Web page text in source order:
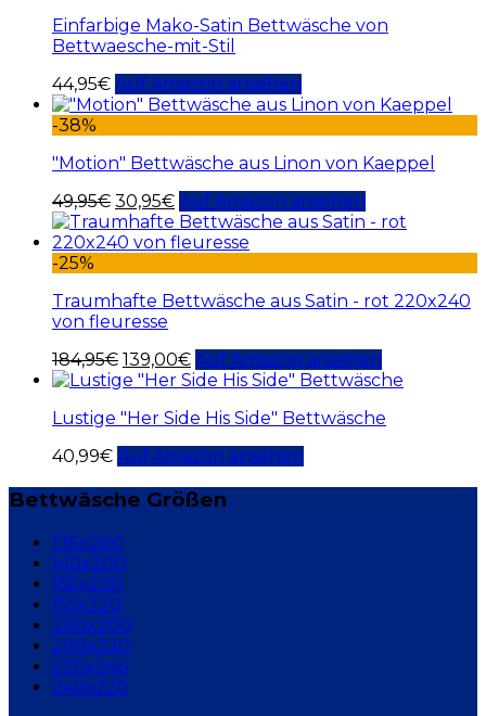
Einfarbige Mako-Satin Bettwäsche von
Bettwaesche-mit-Stil
44,95€ Auf Amazon ansehen
-38%
"Motion" Bettwäsche aus Linon von Kaeppel
49,95€ 30,95€ Auf Amazon ansehen
-25%
Traumhafte Bettwäsche aus Satin - rot 220x240
von fleuresse
184,95€ 139,00€ Auf Amazon ansehen
Lustige "Her Side His Side" Bettwäsche
40,99€ Auf Amazon ansehen
Bettwäsche Größen
135x200
140x200
155x200
155x220
200x200
200x220
220x240
240x220